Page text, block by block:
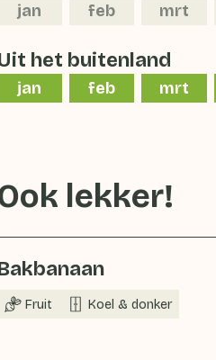
jan feb mrt
het buitenland
jan feb mrt
lekker!
Fruit Koel & donker